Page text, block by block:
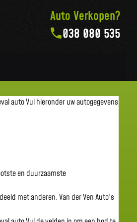
Auto Verkopen?
038 080 535
autoVul hieronder uw autogegevens
en duurzaamste
met anderen. Van der Ven Auto's